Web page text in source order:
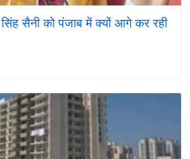
सैनी को पंजाब में क्यों आगे कर रही